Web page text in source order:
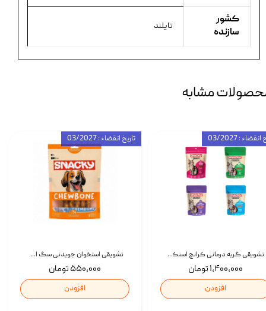
کشور
سازنده
تایلند
مشابه
تشویقی استخوان جویدنی سگ اسنکی کرانچی با طعم مرغ Snacky Crunchy Munchy وزن 100 گرم
۵۵۰,۰۰۰ تومان
افزودن
تاریخ انقضاء : 03/2027
تشویقی گربه درمانی کرانچ اسنکی با طعم میکس Snacky Crunch Cat Treats وزن 60 گرم بسته 4 عددی
۱,۴۰۰,۰۰۰ تومان
افزودن
: 03/2027